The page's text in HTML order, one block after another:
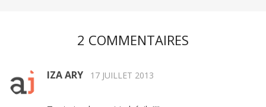
2 COMMENTAIRES
IZA ARY 17 JUILLET 2013